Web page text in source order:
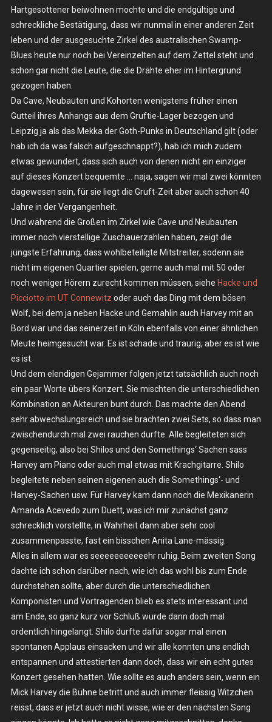
Moritzbastei
Hartgesottener beiwohnen mochte und die endgültige und
schreckliche Bestätigung, dass wir nunmal in einer anderen Zeit
leben und der ausgesuchte Zirkel des australischen Swamp-
Blues heute nur noch bei Vereinzelten auf dem Zettel steht und
schon gar nicht die Leute, die die Drähte eher im Hintergrund
gezogen haben.
Da Cave, Neubauten und Kohorten wenigstens früher einen
Gutteil ihres Anhangs aus dem Gruftie-Lager bezogen und
Leipzig ja als das Mekka der Goth-Punks in Deutschland gilt (oder
hab ich da was falsch aufgeschnappt?), hab ich mich zudem
etwas gewundert, dass sich auch von denen nicht ein einziger
auf dieses Konzert bequemte … naja, sagen wir mal zwei könnten
dagewesen sein, für sie liegt die Gruft-Zeit aber auch schon 40
Jahre in der Vergangenheit.
Und während die Großen im Zirkel wie Cave und Neubauten
immer noch vierstellige Zuschauerzahlen haben, zeigt die
jüngste Erfahrung, dass wohlbeteiligte Mitstreiter, sodenn sie
nicht im eigenen Quartier spielen, gerne auch mal mit 50 oder
noch weniger Hörern zurecht kommen müssen, siehe Hacke und
Picciotto im UT Connewitz oder auch das Ding mit dem bösen
Wolf, bei dem ja neben Hacke und Gemahlin auch Harvey mit an
Bord war und das seinerzeit in Köln ebenfalls von einer ähnlichen
Meute heimgesucht war. Es ist schade und traurig, aber es ist wie
es ist.
Und dem elendigen Gejammer folgen jetzt tatsächlich auch noch
ein paar Worte übers Konzert. Sie mischten die unterschiedlichen
Kombination an Akteuren bunt durch. Das machte den Abend
sehr abwechslungsreich und sie brachten zwei Sets, so dass man
zwischendurch mal zwei rauchen durfte. Alle begleiteten sich
gegenseitig, also bei Shilos und den Somethings‘ Sachen sass
Harvey am Piano oder auch mal etwas mit Krachgitarre. Shilo
begleitete neben seinen eigenen auch die Somethings‘- und
Harvey-Sachen usw. Für Harvey kam dann noch die Mexikanerin
Amanda Acevedo zum Duett, was ich mir zunächst ganz
schrecklich vorstellte, in Wahrheit dann aber sehr cool
zusammenpasste, fast ein bisschen Anita Lane-mässig.
Alles in allem war es seeeeeeeeeeehr ruhig. Beim zweiten Song
dachte ich schon darüber nach, wie ich das wohl bis zum Ende
durchstehen sollte, aber durch die unterschiedlichen
Komponisten und Vortragenden blieb es stets interessant und
am Ende, so ganz kurz vor Schluß wurde dann doch mal
ordentlich hingelangt. Shilo durfte dafür sogar mal einen
spontanen Applaus einsacken und wir alle konnten uns endlich
entspannen und attestierten dann doch, dass wir ein echt gutes
Konzert gesehen hatten. Wie sollte es auch anders sein, wenn ein
Mick Harvey die Bühne betritt und auch immer fleissig Witzchen
reisst, dass er jetzt auch nicht wisse, wie er den nächsten Song